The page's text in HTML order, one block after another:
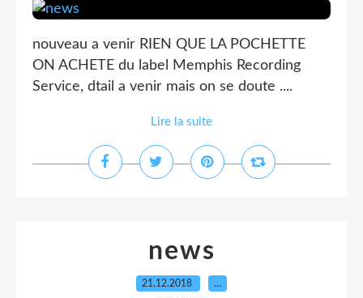
nouveau a venir RIEN QUE LA POCHETTE
ON ACHETE du label Memphis Recording
Service, dtail a venir mais on se doute ....
Lire la suite
news
21.12.2018 …